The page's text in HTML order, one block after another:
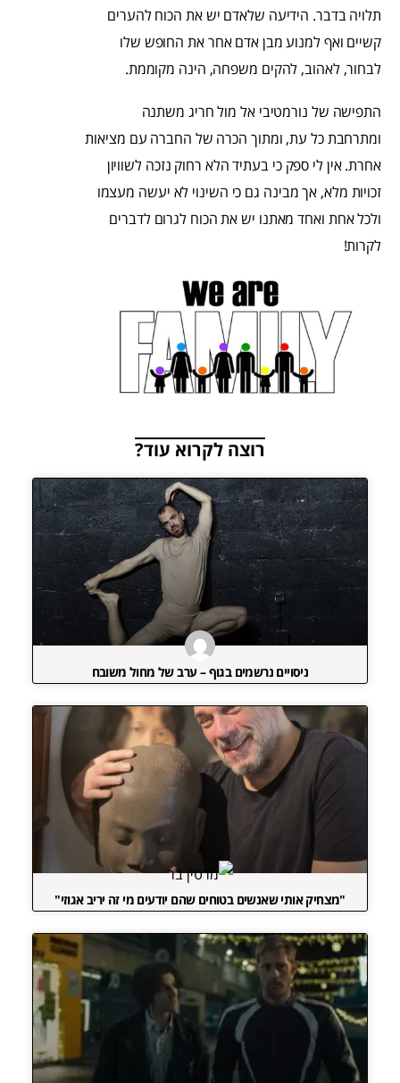
תלויה בדבר. הידיעה שלאדם יש את הכוח להערים
קשיים ואף למנוע מבן אדם אחר את החופש שלו
לבחור, לאהוב, להקים משפחה, הינה מקוממת.
התפישה של נורמטיבי אל מול חריג משתנה
ומתרחבת כל עת, ומתוך הכרה של החברה עם מציאות
אחרת. אין לי ספק כי בעתיד הלא רחוק נזכה לשוויון
זכויות מלא, אך מבינה גם כי השינוי לא יעשה מעצמו
ולכל אחת ואחד מאתנו יש את הכוח לגרום לדברים
לקרות!
רוצה לקרוא עוד?
ניסויים נרשמים בגוף – ערב של מחול משובח
"מצחיק אותי שאנשים בטוחים שהם יודעים מי זה יריב אגוזי"